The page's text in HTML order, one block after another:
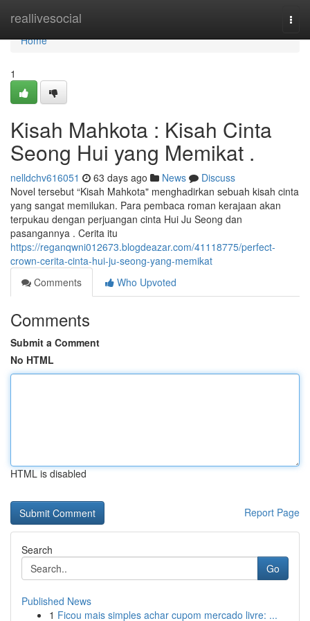
reallivesocial
Home
Home
1
Kisah Mahkota : Kisah Cinta
Seong Hui yang Memikat .
nelldchv616051 63 days ago News
Discuss
Novel tersebut “Kisah Mahkota" menghadirkan sebuah kisah cinta
yang sangat memilukan. Para pembaca roman kerajaan akan
terpukau dengan perjuangan cinta Hui Ju Seong dan
pasangannya . Cerita itu
https://reganqwni012673.blogdeazar.com/41118775/perfect-
crown-cerita-cinta-hui-ju-seong-yang-memikat
Comments
Who Upvoted
Comments
Submit a Comment
No HTML
HTML is disabled
Report Page
Search
Go
Published News
1 Ficou mais simples achar cupom mercado livre: ...